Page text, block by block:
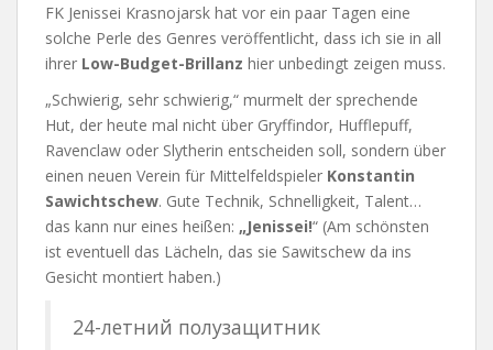
FK Jenissei Krasnojarsk hat vor ein paar Tagen eine
solche Perle des Genres veröffentlicht, dass ich sie in all
ihrer Low-Budget-Brillanz hier unbedingt zeigen muss.
„Schwierig, sehr schwierig,“ murmelt der sprechende
Hut, der heute mal nicht über Gryffindor, Hufflepuff,
Ravenclaw oder Slytherin entscheiden soll, sondern über
einen neuen Verein für Mittelfeldspieler Konstantin
Sawichtschew. Gute Technik, Schnelligkeit, Talent…
das kann nur eines heißen: „Jenissei!“ (Am schönsten
ist eventuell das Lächeln, das sie Sawitschew da ins
Gesicht montiert haben.)
24-летний полузащитник